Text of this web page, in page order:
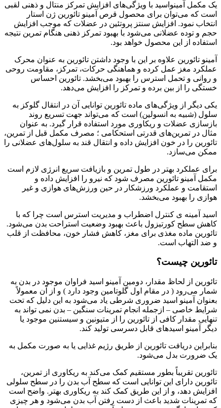
یک مکمل آمینواسید با ویژگی‌های افزایش تمرکز منتال و ذهنی لقبی
است که می‌توان برای محصول قرص آمینو تائورین ژن استار
انتخاب نمود‌. افزایش سنتز پروتئین در عضلات که موجب افزایش
حجم و توده عضلانی می‌شود با بهبود تمرکز ذهنی هنگام تمرین نتیجه
استفاده از این محصول خواهد بود‌.
آمینو تائورین علاوه بر این با وجود داشتن تائورین به عنوان محرک
عملکرد مغز عمل کرده و هماهنگی حرکات، تمرکز، مقاومت روحی
و روانی و تحمل استرس را بهبود می‌بخشد‌. تائورین احساس
خستگی را از بین برده و تمرکز را افزایش می‌دهد‌.
یکی دیگر از ویژگی‌های ماده تائورین توانایی آن در انتقال گلوکز به
سلول (شبیه به انسولین) است که می‌تواند جهت تسریع روند
بازسازی عضلات و ریکاوری مورد استفاده قرار گیرد‌. به عنوان
مثال در تمرین‌های قدرتی استحکامی ؛ مصرف مکمل قبل از تمرین،
تائورین را در خون افزایش داده و انتقال قند به سلول‌های عضلانی را
ممکن می‌سازد.
برای عملکرد بهتر در طول تمرین و بازیافت سریع انرژی لازم است
مکمل آمینو تائورین مصرف شود که نیرو را افزایش داده و
استقامت و عملکرد ورزشکار در حین ورزش‌های هوازی و غیر
هوازی را بهبود می‌بخشد.
اسید آمینه ی کنترل اضطراب و مدیریت استرس است چرا که با
کاهش سطح کورتیزول باعث بهبود وضعیت استراحت بدن می‌شود.
تائورین ماده مغذی برای مغز، کاهش فشار خون، محافظت از قلب
و ضد التهاب است.
تائورین چیست؟
تائورین از لحاظ مقدار، دومین آمینو اسید فراوان موجود در بدن به
شمار می‌رود ( در مقام اول گلوتامین وجود دارد ) و از آن معمولاً
بعنوان آمینو اسید ضروری شرطی یاد می‌شود به این دلیل که تحت
شرایط خاصی – ازجمله انجام تمرینات سنگین – بدن نمی تواند به
تنهایی مقدار کافی از تائورین را از متیونین و سیستنین موجود یا
دیگر آمینو اسید‌های قابل دسرسی تولید کند‌.
بنابراین دریافت تائورین از طریق رژیم غذایی یا به صورت مکمل به
یک ضرورت بدل می‌شود.
تائورین تقریباً بطور مستقیم کمک می‌کند به ریکاوری از تمرین،
تائورین دارای این توانایی است که سطح آب بدن را در سطح سلولی
افزایش دهد، و از این طریق کمک کند به ریکاوری بهتر‌. واضح است
که تمرینات شدید باعث از دست رفتن آب بدن می‌شود و هر چیزی